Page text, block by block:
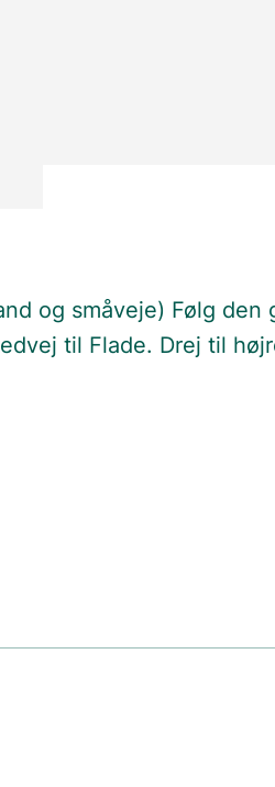
og småveje) Følg
til Flade. Drej til